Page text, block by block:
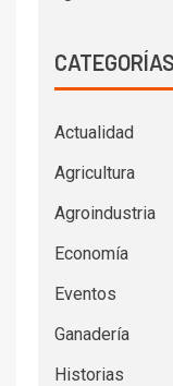
CATEGORÍAS
Actualidad
Agricultura
Agroindustria
Economía
Eventos
Ganadería
Historias